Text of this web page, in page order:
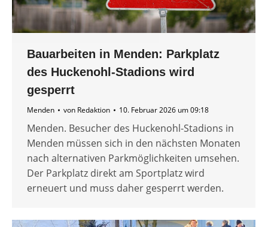
Bauarbeiten in Menden: Parkplatz
des Huckenohl-Stadions wird
gesperrt
Menden von Redaktion 10. Februar 2026 um 09:18
Menden. Besucher des Huckenohl-Stadions in
Menden müssen sich in den nächsten Monaten
nach alternativen Parkmöglichkeiten umsehen.
Der Parkplatz direkt am Sportplatz wird
erneuert und muss daher gesperrt werden.